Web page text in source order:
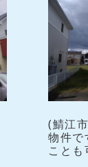
(鯖江
物件で
ことも